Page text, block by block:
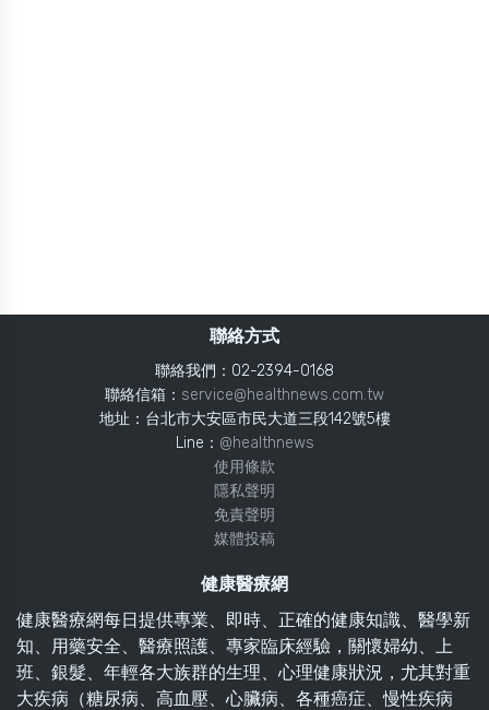
聯絡方式
聯絡我們：02-2394-0168
聯絡信箱： service@healthnews.com.tw
地址：台北市大安區市民大道三段142號5樓
Line： @healthnews
使用條款
隱私聲明
免責聲明
媒體投稿
健康醫療網
健康醫療網每日提供專業、即時、正確的健康知識、醫學新
知、用藥安全、醫療照護、專家臨床經驗，關懷婦幼、上
班、銀髮、年輕各大族群的生理、心理健康狀況，尤其對重
大疾病（糖尿病、高血壓、心臟病、各種癌症、慢性疾病